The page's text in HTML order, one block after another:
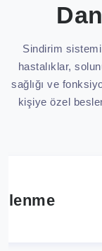
Sindirim
hastalıklar,
sağlığı ve
kişiye özel